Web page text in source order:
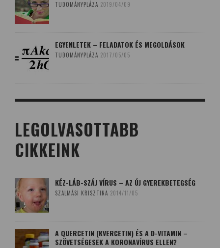
TUDOMÁNYPLÁZA 2019/04/09
EGYENLETEK – FELADATOK ÉS MEGOLDÁSOK
TUDOMÁNYPLÁZA 2017/05/05
LEGOLVASOTTABB
CIKKEINK
KÉZ-LÁB-SZÁJ VÍRUS – AZ ÚJ GYEREKBETEGSÉG
SZALMÁSI KRISZTINA 2014/11/05
A QUERCETIN (KVERCETIN) ÉS A D-VITAMIN –
SZÖVETSÉGESEK A KORONAVÍRUS ELLEN?